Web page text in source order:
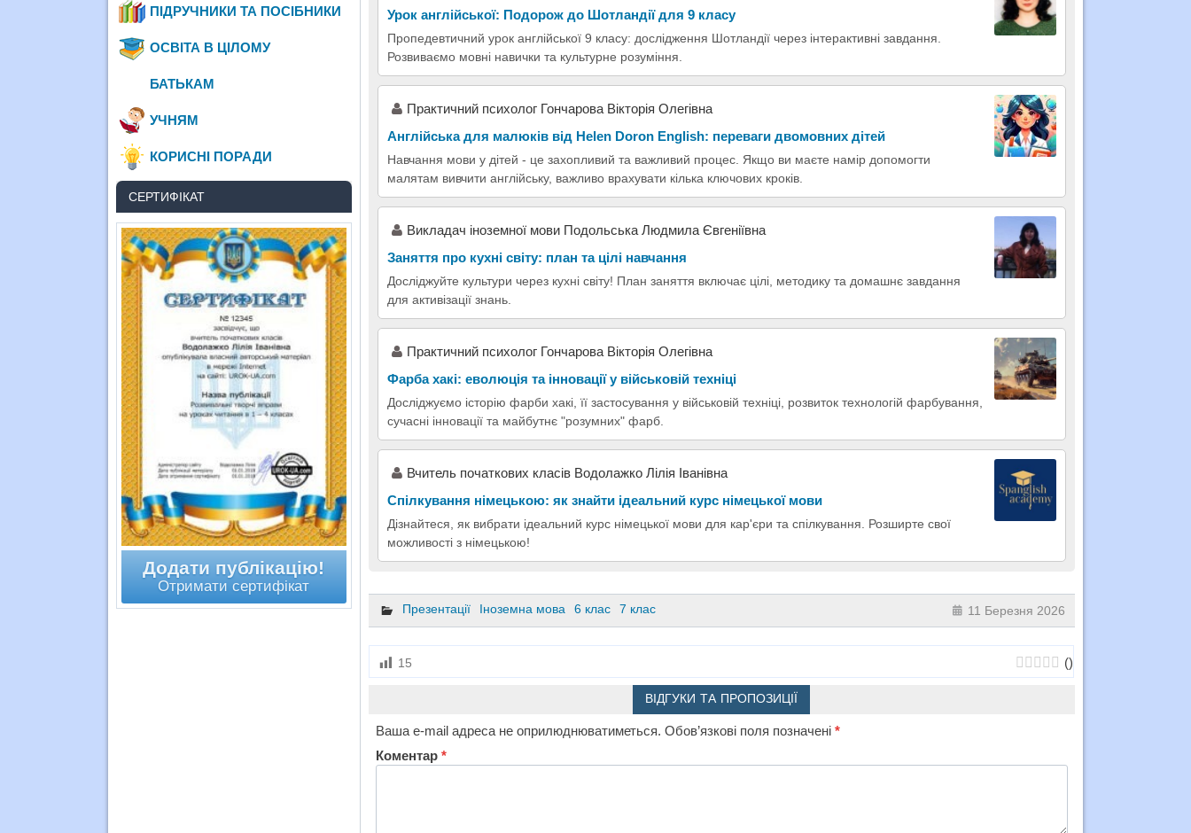
Урок англійської: Подорож до Шотландії для 9 класу
Пропедевтичний урок англійської 9 класу: дослідження Шотландії через інтерактивні завдання.
Розвиваємо мовні навички та культурне розуміння.
Практичний психолог Гончарова Вікторія Олегівна
Англійська для малюків від Helen Doron English: переваги двомовних дітей
Навчання мови у дітей - це захопливий та важливий процес. Якщо ви маєте намір допомогти
малятам вивчити англійську, важливо врахувати кілька ключових кроків.
Викладач іноземної мови Подольська Людмила Євгеніївна
Заняття про кухні світу: план та цілі навчання
Досліджуйте культури через кухні світу! План заняття включає цілі, методику та домашнє завдання
для активізації знань.
Практичний психолог Гончарова Вікторія Олегівна
Фарба хакі: еволюція та інновації у військовій техніці
Досліджуємо історію фарби хакі, її застосування у військовій техніці, розвиток технологій фарбування,
сучасні інновації та майбутнє "розумних" фарб.
Вчитель початкових класів Водолажко Лілія Іванівна
Спілкування німецькою: як знайти ідеальний курс німецької мови
Дізнайтеся, як вибрати ідеальний курс німецької мови для кар'єри та спілкування. Розширте свої
можливості з німецькою!
Презентації Іноземна мова 6 клас 7 клас 11 Березня 2026
15 ()
ВІДГУКИ ТА ПРОПОЗИЦІЇ
Ваша e-mail адреса не оприлюднюватиметься. Обов’язкові поля позначені *
Коментар *
ПІДРУЧНИКИ ТА ПОСІБНИКИ
ОСВІТА В ЦІЛОМУ
БАТЬКАМ
УЧНЯМ
КОРИСНІ ПОРАДИ
СЕРТИФІКАТ
Додати публікацію!
Отримати сертифікат